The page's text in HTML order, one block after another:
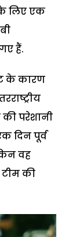
लिए एक
हैं.
के कारण
की परेशानी
दिन पूर्व
वह
की